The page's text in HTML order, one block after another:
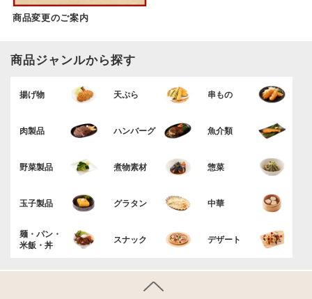
商品変更のご案内
商品ジャンルから探す
揚げ物 天ぷら 串もの
肉製品 ハンバーグ 魚介類
野菜製品 煮物素材 惣菜
玉子製品 グラタン 中華
麺・パン・
米飯・丼
スナック デザート